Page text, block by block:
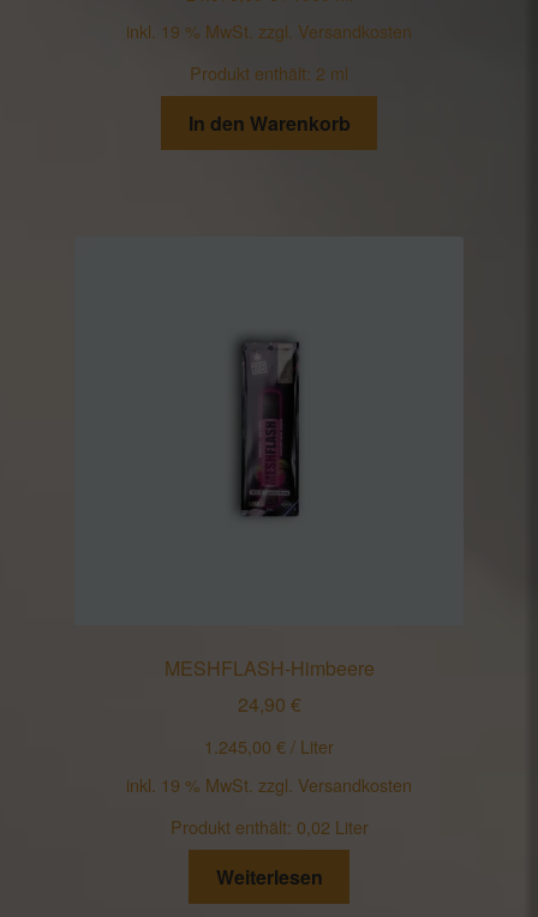
inkl. 19 % MwSt. zzgl. Versandkosten
Produkt enthält: 2 ml
In den Warenkorb
MESHFLASH-Himbeere
24,90 €
1.245,00 €/ Liter
inkl. 19 % MwSt. zzgl. Versandkosten
Produkt enthält: 0,02 Liter
Weiterlesen